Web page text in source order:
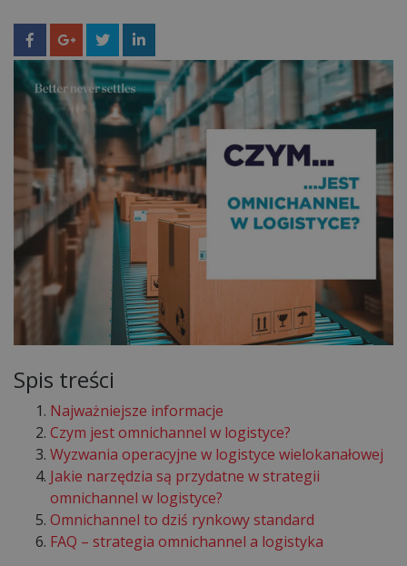
Spis treści
Najważniejsze informacje
Czym jest omnichannel w logistyce?
Wyzwania operacyjne w logistyce wielokanałowej
Jakie narzędzia są przydatne w strategii
omnichannel w logistyce?
Omnichannel to dziś rynkowy standard
FAQ – strategia omnichannel a logistyka